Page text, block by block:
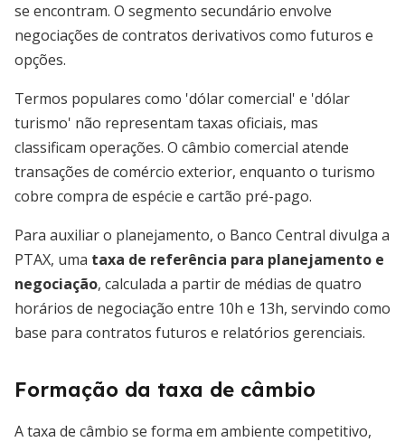
se encontram. O segmento secundário envolve
negociações de contratos derivativos como futuros e
opções.
Termos populares como 'dólar comercial' e 'dólar
turismo' não representam taxas oficiais, mas
classificam operações. O câmbio comercial atende
transações de comércio exterior, enquanto o turismo
cobre compra de espécie e cartão pré-pago.
Para auxiliar o planejamento, o Banco Central divulga a
PTAX, uma taxa de referência para planejamento e
negociação, calculada a partir de médias de quatro
horários de negociação entre 10h e 13h, servindo como
base para contratos futuros e relatórios gerenciais.
Formação da taxa de câmbio
A taxa de câmbio se forma em ambiente competitivo,